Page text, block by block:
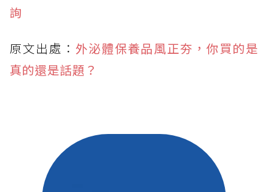
詢
原文出處： 外泌體保養品風正夯，你買的是
真的還是話題？